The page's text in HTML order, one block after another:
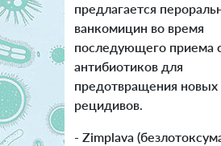
предлагается
ванкомицин во время
последующего приема
антибиотиков для
предотвращения новых
рецидивов.
- Zimplava